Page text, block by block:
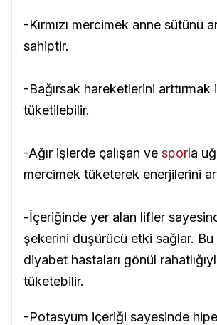
-Kırmızı mercimek anne sütünü
sahiptir.
-Bağırsak hareketlerini arttırmak
tüketilebilir.
-Ağır işlerde çalışan ve sporla
mercimek tüketerek enerjilerini
-İçeriğinde yer alan lifler
şekerini düşürücü etki sağlar.
diyabet hastaları gönül
tüketebilir.
-Potasyum içeriği sayesinde